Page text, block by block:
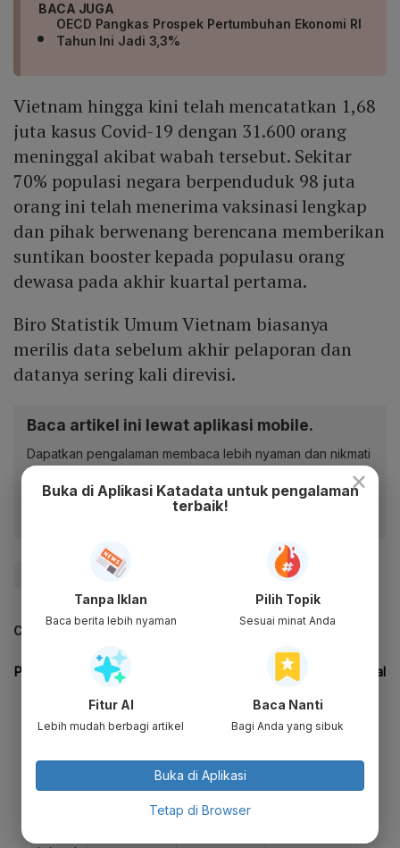
BACA JUGA
OECD Pangkas Prospek Pertumbuhan Ekonomi RI
Tahun Ini Jadi 3,3%
Vietnam hingga kini telah mencatatkan 1,68
juta kasus Covid-19 dengan 31.600 orang
meninggal akibat wabah tersebut. Sekitar
70% populasi negara berpenduduk 98 juta
orang ini telah menerima vaksinasi lengkap
dan pihak berwenang berencana memberikan
suntikan booster kepada populasu orang
dewasa pada akhir kuartal pertama.
Biro Statistik Umum Vietnam biasanya
merilis data sebelum akhir pelaporan dan
datanya sering kali direvisi.
Baca artikel ini lewat aplikasi mobile.
Dapatkan pengalaman membaca lebih nyaman dan nikmati
fitur menarik lainnya lewat aplikasi mobile Katadata.
#Pertumbuhan Ekonomi
CEK JUGA DATA INI
×
Buka di Aplikasi Katadata untuk pengalaman
terbaik!
Tanpa Iklan
Baca berita lebih nyaman
Pilih Topik
Sesuai minat Anda
Fitur AI
Lebih mudah berbagi artikel
Baca Nanti
Bagi Anda yang sibuk
Buka di Aplikasi
Tetap di Browser